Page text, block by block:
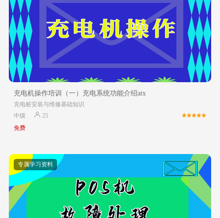
充电机操作培训（一）充电系统功能介绍atx
充电桩安装与维修基础知识
中级
25
免费
专属学习资料